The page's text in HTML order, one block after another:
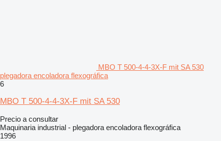
MBO T 500-4-4-3X-F mit SA 530
plegadora encoladora flexográfica
6
MBO T 500-4-4-3X-F mit SA 530
Precio a consultar
Maquinaria industrial - plegadora encoladora flexográfica
1996